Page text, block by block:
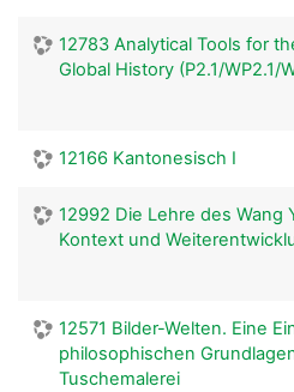
12783 Analytical Tools for
Global History (P2.1/WP2.1/
12166 Kantonesisch I
12992 Die Lehre des Wang
Kontext und
12571 Bilder-Welten. Eine
philosophischen
Tuschemalerei